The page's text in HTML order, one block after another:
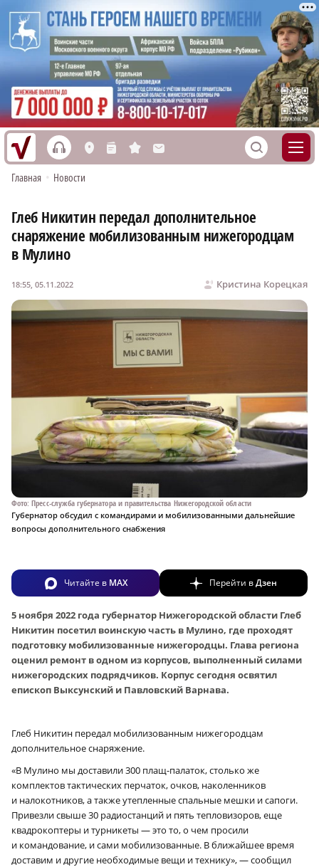
h L n s M S
Главная • Новости
Глеб Никитин передал дополнительное
снаряжение мобилизованным нижегородцам
в Мулино
Кристина Корецкая
18:55, 05.11.2022
Фото: Пресс-служба губернатора и правительства Нижегородской области
Губернатор обсудил с командирами и мобилизованными дальнейшие
вопросы дополнительного снабжения
Читайте в MAX Перейти вДзен
5 ноября 2022 года губернатор Нижегородской области Глеб
Никитин посетил воинскую часть в Мулино, где проходят
подготовку мобилизованные нижегородцы. Глава региона
оценил ремонт в одном из корпусов, выполненный силами
нижегородских подрядчиков. Корпус сегодня освятил
епископ Выксунский и Павловский Варнава.
Глеб Никитин передал мобилизованным нижегородцам
дополнительное снаряжение.
«В Мулино мы доставили 300 плащ-палаток, столько же
комплектов тактических перчаток, очков, наколенников
и налокотников, а также утепленные спальные мешки и сапоги.
Привезли свыше 30 радиостанций и пять тепловизоров, еще
квадрокоптеры и турникеты — это то, о чем просили
и командование, и сами мобилизованные. В ближайшее время
доставим и другие необходимые вещи и технику», — сообщил